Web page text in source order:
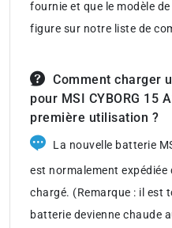
fournie et que le modèle
figure sur notre liste de
Comment charger
pour MSI CYBORG 15
première utilisation ?
La nouvelle batterie
est normalement
chargé. (Remarque : il est
batterie devienne chaude